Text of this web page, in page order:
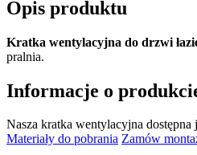
Opis produktu
Kratka wentylacyjna do drzwi
pralnia.
Informacje o
Nasza kratka wentylacyjna
Materiały do pobrania Zamów